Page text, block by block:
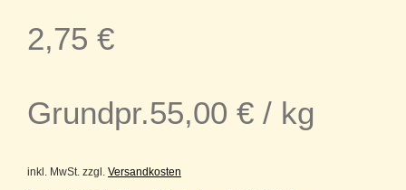
2,75 €
Grundpr.55,00 € / kg
inkl. MwSt. zzgl. Versandkosten